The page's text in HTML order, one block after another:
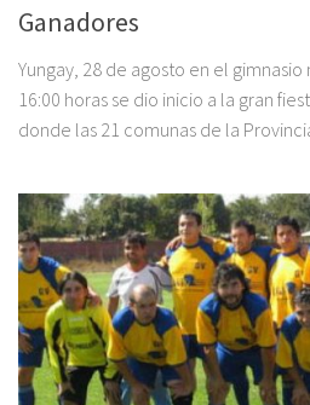
Ganadores
Yungay, 28 de agosto en el
16:00 horas se dio inicio a la gran
donde las 21 comunas de la